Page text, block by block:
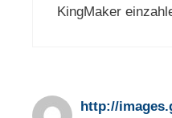
KingMaker
http://